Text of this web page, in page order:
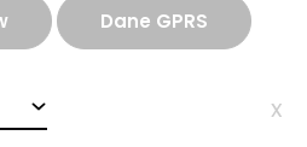
Dane GPRS
x